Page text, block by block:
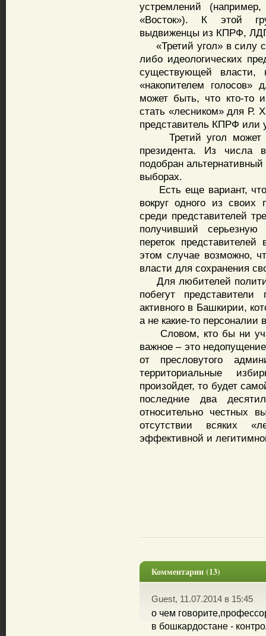
устремлений
«Восток»). К этой
выдвиженцы из КПРФ,
«Третий угол» в силу
либо идеологических
существующей власти,
«накопителем голосов»
может быть, что кто-то
стать «лесником» для Р.
представитель КПРФ
Третий угол может и
президента. Из числа
подобран
выборах.
Есть еще вариант, что
вокруг одного из своих
среди представителей
получивший
переток
этом случае возможно,
власти для сохранения
Для любителей
побегут
активного в Башкирии,
а не какие-то персоналии
Словом, кто бы ни
важное – это
от пресловутого
территориальные
произойдет, то будет
последние два
относительно честных
отсутствии всяких
эффективной и
Комментарии (13)
Guest, 11.07.2014 в 15:45
о чем
в бошкардостане -